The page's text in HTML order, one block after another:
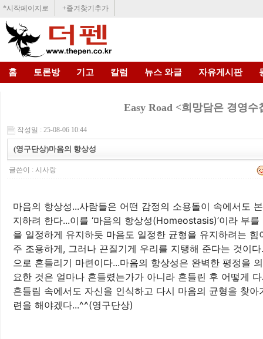
*시작페이지로 +즐겨찾기추가
홈 토론방 기고 칼럼 뉴스 와글 자유게시판
Easy Road <희망담은 경영
작성일 : 25-08-06 10:44
(영구단상)마음의 항상성
글쓴이 : 시사랑
마음의 항상성...사람들은 어떤 감정의 소용돌이 속에서도
지하려 한다...이를 ‘마음의 항상성(Homeostasis)’이라 부
을 일정하게 유지하듯 마음도 일정한 균형을 유지하려는
주 조용하게, 그러나 끈질기게 우리를 지탱해 준다는 것이
으로 흔들리기 마련이다...마음의 항상성은 완벽한 평정을
요한 것은 얼마나 흔들렸는가가 아니라 흔들린 후 어떻게
흔들림 속에서도 자신을 인식하고 다시 마음의 균형을 찾
련을 해야겠다...^^(영구단상)